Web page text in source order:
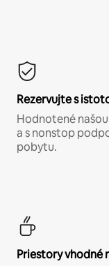
Rezervujte s
Hodnotené
a s nonstop
pobytu.
Priestory vhodné